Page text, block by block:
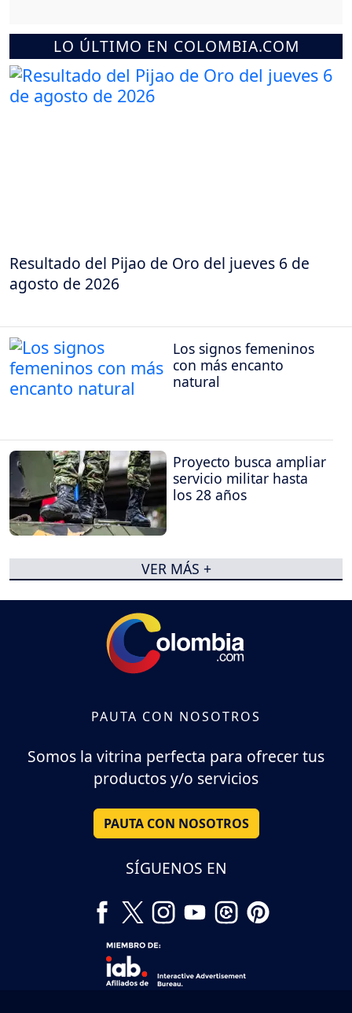
LO ÚLTIMO EN COLOMBIA.COM
Resultado del Pijao de Oro del jueves 6 de
agosto de 2026
Los signos femeninos
con más encanto
natural
Proyecto busca ampliar
servicio militar hasta
los 28 años
VER MÁS +
PAUTA CON NOSOTROS
Somos la vitrina perfecta para ofrecer tus
productos y/o servicios
PAUTA CON NOSOTROS
SÍGUENOS EN